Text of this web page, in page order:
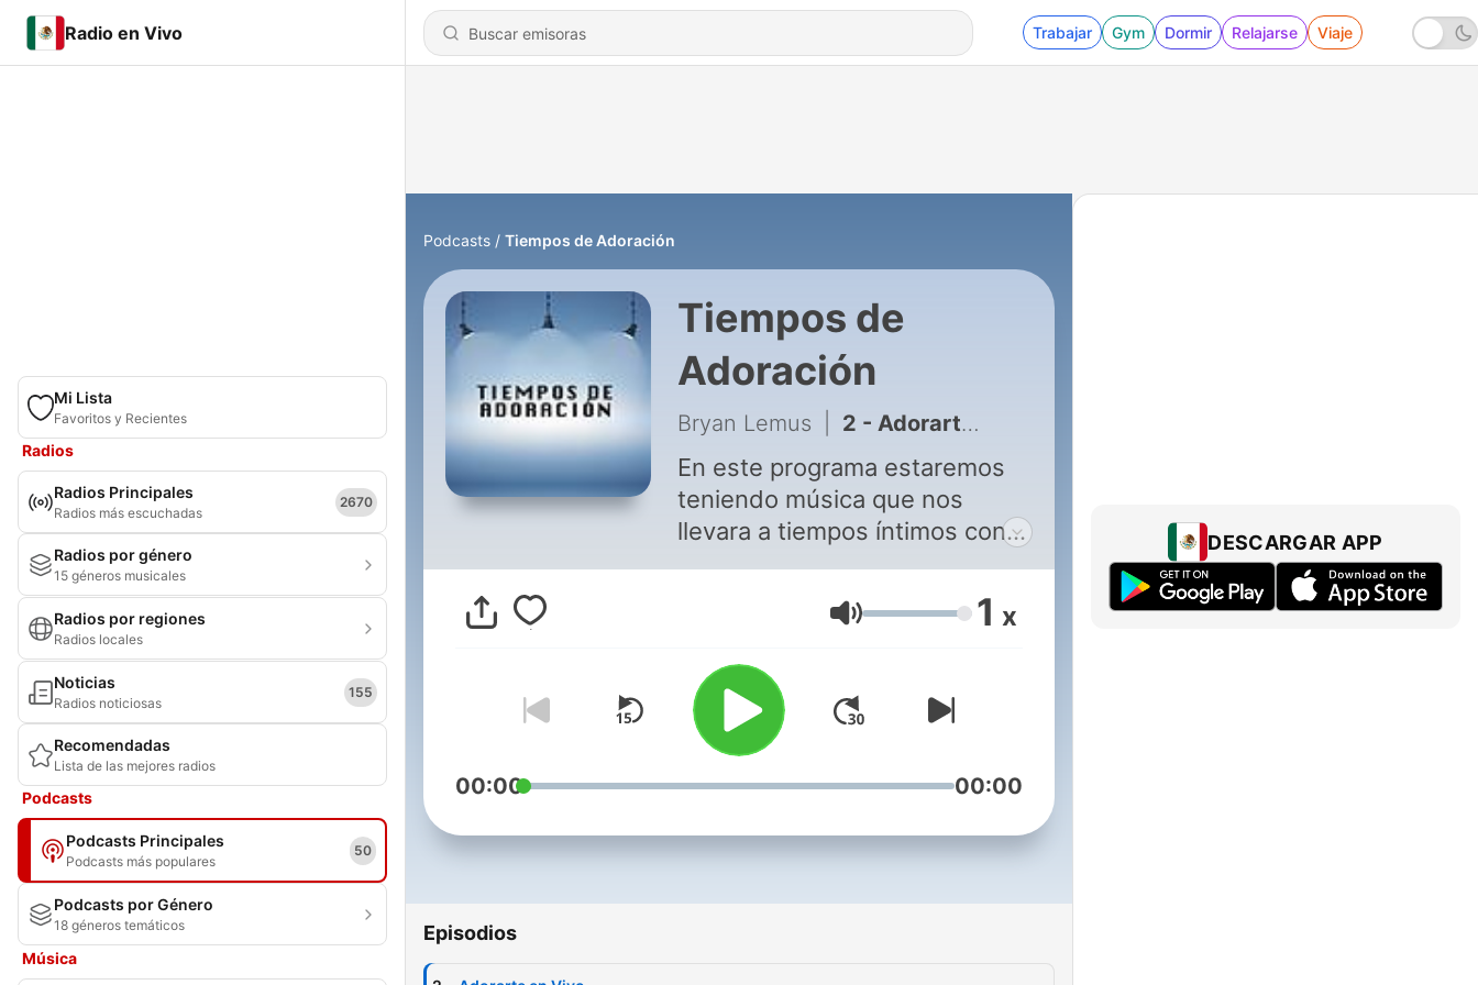
Radio en Vivo Trabajar Gym Dormir Relajarse Viaje
Mi Lista
Favoritos y Recientes
Radios
Radios Principales
Radios más escuchadas
2670
Radios por género
15 géneros musicales
Radios por regiones
Radios locales
Noticias
Radios noticiosas
155
Recomendadas
Lista de las mejores radios
Podcasts
Podcasts Principales
Podcasts más populares
50
Podcasts por Género
18 géneros temáticos
Música
Podcasts Tiempos de Adoración
Tiempos de
Adoración
Bryan Lemus 2 - Adorarte en Vivo
En este programa estaremos
teniendo música que nos
llevara a tiempos íntimos con
nuestro Dios.
Volumen 1 x
00:00 00:00
Episodios
DESCARGAR APP